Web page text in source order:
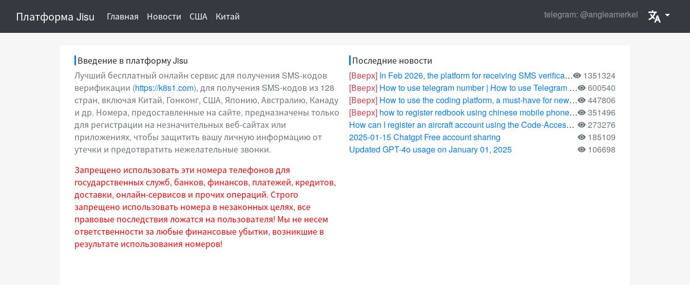
Платформа Jisu Главная (current)
Новости США Китай telegram: @angleamerkel
Введение в платформу Jisu
Лучший бесплатный онлайн сервис для получения SMS-кодов
верификации (https://k8s1.com), для получения SMS-кодов из 128
стран, включая Китай, Гонконг, США, Японию, Австралию, Канаду
и др. Номера, предоставленные на сайте, предназначены только
для регистрации на незначительных веб-сайтах или
приложениях, чтобы защитить вашу личную информацию от
утечки и предотвратить нежелательные звонки.
Запрещено использовать эти номера телефонов для
государственных служб, банков, финансов, платежей, кредитов,
доставки, онлайн-сервисов и прочих операций. Строго
запрещено использовать номера в незаконных целях, все
правовые последствия ложатся на пользователя! Мы не несем
ответственности за любые финансовые убытки, возникшие в
результате использования номеров!
Последние новости
[Вверх] In Feb 2026, the platform for receiving SMS verification codes was updated
1351324
[Вверх] How to use telegram number | How to use Telegram number
600540
[Вверх] How to use the coding platform, a must-have for newcomers
447806
[Вверх] how to register redbook using chinese mobile phone for fee
351496
How can I register an aircraft account using the Code-Access Platform in 2025
273276
2025-01-15 Chatgpt Free account sharing
185109
Updated GPT-4o usage on January 01, 2025
106698